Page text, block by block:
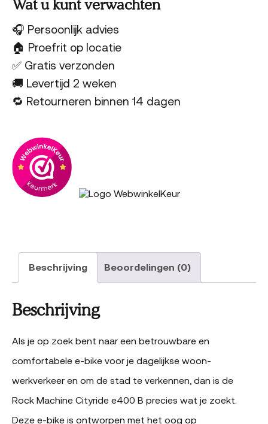
Wat u kunt verwachten
🎧 Persoonlijk advies
🏠 Proefrit op locatie
✅ Gratis verzonden
🚚 Levertijd 2 weken
🔁 Retourneren binnen 14 dagen
Beschrijving Beoordelingen (0)
Beschrijving
Als je op zoek bent naar een betrouwbare en
comfortabele e-bike voor je dagelijkse woon-
werkverkeer en om de stad te verkennen, dan is de
Rock Machine Cityride e400 B precies wat je zoekt.
Deze e-bike is ontworpen met het oog op